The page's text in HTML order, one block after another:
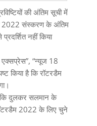
की अंतिम सूची में
2022 संस्करण के अंतिम
नहीं किया
“न्यूज 18
किया है कि रॉटरडैम
कि दुलकर सलमान के
2022 के लिए चुने